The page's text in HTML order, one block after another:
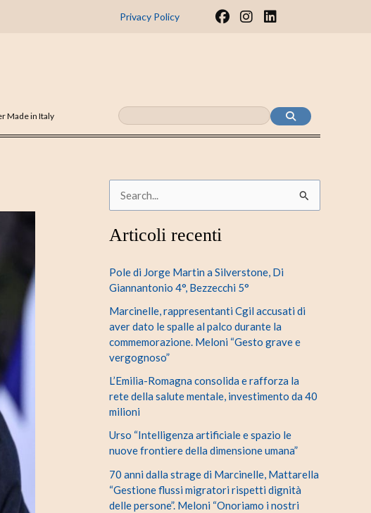
Privacy Policy
F
I
m
L
n
Made in Italy
r
a
:
Articoli recenti
Pole di Jorge Martin a Silverstone, Di
Giannantonio 4°, Bezzecchi 5°
Marcinelle, rappresentanti Cgil accusati di
aver dato le spalle al palco durante la
commemorazione. Meloni “Gesto grave e
vergognoso”
L’Emilia-Romagna consolida e rafforza la
rete della salute mentale, investimento da 40
milioni
Urso “Intelligenza artificiale e spazio le
nuove frontiere della dimensione umana”
70 anni dalla strage di Marcinelle, Mattarella
“Gestione flussi migratori rispetti dignità
delle persone”. Meloni “Onoriamo i nostri